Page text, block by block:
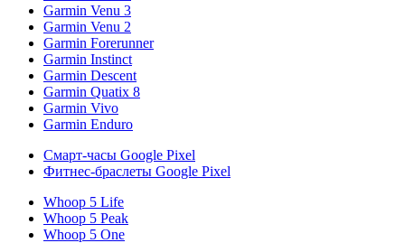
Garmin Venu 3
Garmin Venu 2
Garmin Forerunner
Garmin Instinct
Garmin Descent
Garmin Quatix 8
Garmin Vivo
Garmin Enduro
Смарт-часы Google Pixel
Фитнес-браслеты Google Pixel
Whoop 5 Life
Whoop 5 Peak
Whoop 5 One